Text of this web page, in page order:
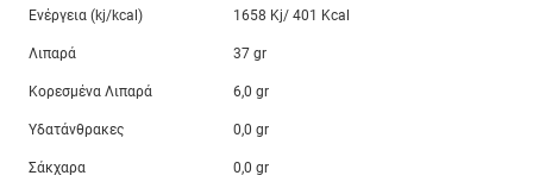
Ενέργεια (kj/kcal) 1658 Kj/ 401 Kcal
Λιπαρά 37 gr
Κορεσμένα Λιπαρά 6,0 gr
Υδατάνθρακες 0,0 gr
Σάκχαρα 0,0 gr